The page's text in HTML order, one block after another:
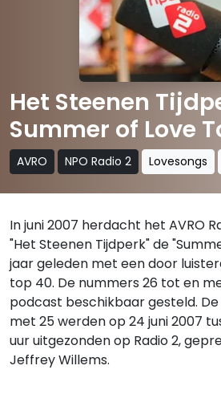
Het Steenen
Summer of Love
AVRO NPO Radio 2 Lovesongs
In juni 2007 herdacht het AVRO
"Het Steenen Tijdperk" de
jaar geleden met een door
top 40. De nummers 26 tot en
podcast beschikbaar gesteld.
met 25 werden op 24 juni 2007
uur uitgezonden op Radio 2,
Jeffrey Willems.